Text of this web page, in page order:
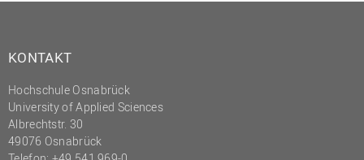
KONTAKT
Hochschule Osnabrück
University of Applied Sciences
Albrechtstr. 30
49076 Osnabrück